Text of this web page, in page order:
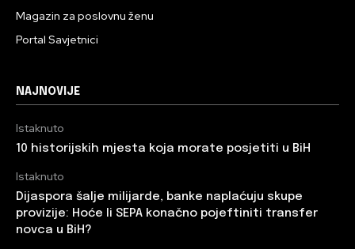
Magazin za poslovnu ženu
Portal Savjetnici
NAJNOVIJE
Istaknuto
10 historijskih mjesta koja morate posjetiti u BiH
Istaknuto
Dijaspora šalje milijarde, banke naplaćuju skupe
provizije: Hoće li SEPA konačno pojeftiniti transfer
novca u BiH?